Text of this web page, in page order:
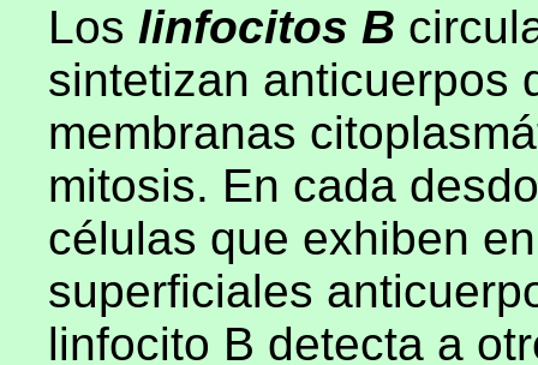
Los linfocitos B
sintetizan anticuerpos
membranas
mitosis. En cada
células que exhiben
superficiales
linfocito B detecta a